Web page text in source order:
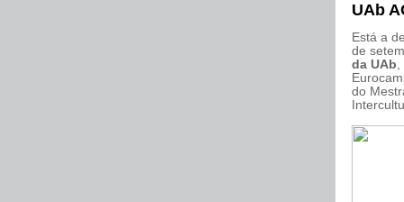
UAb
Está a
de
da UAb
do